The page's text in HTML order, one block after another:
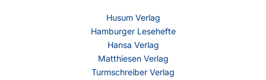
Husum Verlag
Hamburger Lesehefte
Hansa Verlag
Matthiesen Verlag
Turmschreiber Verlag